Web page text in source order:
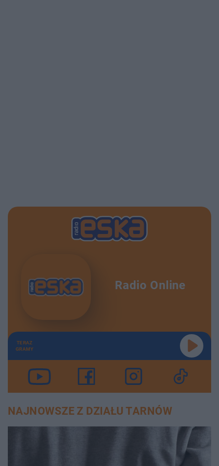
Radio Online
TERAZ
GRAMY
NAJNOWSZE Z DZIAŁU TARNÓW